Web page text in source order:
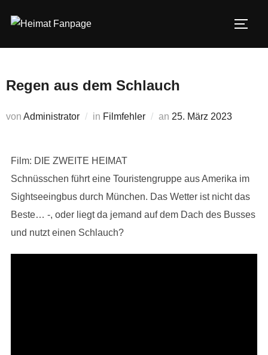
Inhalt
Regen aus dem Schlauch
von Administrator in Filmfehler an Veröffentlicht
25. März 2023
Film: DIE ZWEITE HEIMAT
Schnüsschen führt eine Touristengruppe aus Amerika im
Sightseeingbus durch München. Das Wetter ist nicht das
Beste… -, oder liegt da jemand auf dem Dach des Busses
und nutzt einen Schlauch?